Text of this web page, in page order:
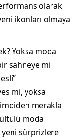
olarak
ikonları olmaya
Yoksa moda
sahneye mi
mi, yoksa
merakla
moda
sürprizlere